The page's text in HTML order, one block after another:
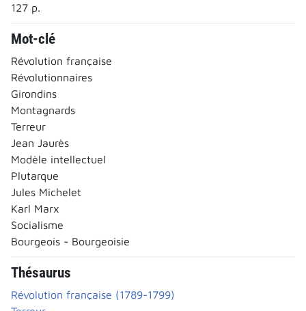
127 p.
Mot-clé
Révolution française
Révolutionnaires
Girondins
Montagnards
Terreur
Jean Jaurès
Modèle intellectuel
Plutarque
Jules Michelet
Karl Marx
Socialisme
Bourgeois - Bourgeoisie
Thésaurus
Révolution française (1789-1799)